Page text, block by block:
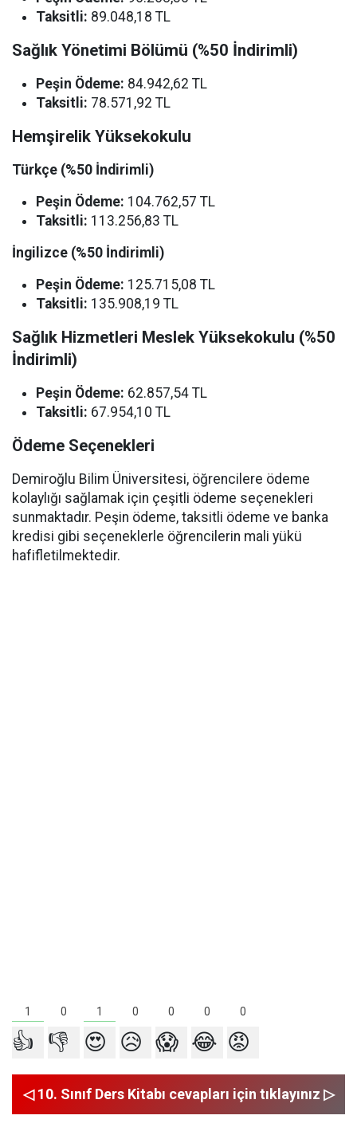
Taksitli: 89.048,18 TL
Sağlık Yönetimi Bölümü (%50 İndirimli)
Peşin Ödeme: 84.942,62 TL
Taksitli: 78.571,92 TL
Hemşirelik Yüksekokulu
Türkçe (%50 İndirimli)
Peşin Ödeme: 104.762,57 TL
Taksitli: 113.256,83 TL
İngilizce (%50 İndirimli)
Peşin Ödeme: 125.715,08 TL
Taksitli: 135.908,19 TL
Sağlık Hizmetleri Meslek Yüksekokulu (%50
İndirimli)
Peşin Ödeme: 62.857,54 TL
Taksitli: 67.954,10 TL
Ödeme Seçenekleri
Demiroğlu Bilim Üniversitesi, öğrencilere ödeme
kolaylığı sağlamak için çeşitli ödeme seçenekleri
sunmaktadır. Peşin ödeme, taksitli ödeme ve banka
kredisi gibi seçeneklerle öğrencilerin mali yükü
hafifletilmektedir.
1 0 1 0 0 0 0
👍 👎 😍 😥 😱 😂 😡
◁ 10. Sınıf Ders Kitabı cevapları için tıklayınız ▷